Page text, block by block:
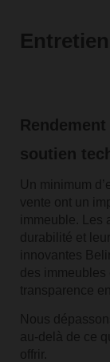
Entretien
soutien
Un minimum
vente ont un
immeuble. Les
durabilité et
innovantes
des immeubles
transparence
Nous
au-delà de ce
offrir.